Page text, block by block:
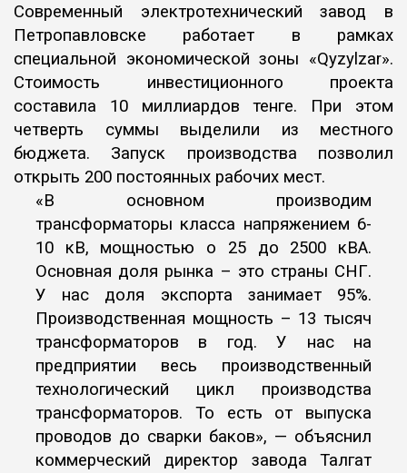
Современный электротехнический завод в
Петропавловске работает в рамках
специальной экономической зоны «Qyzylzar».
Стоимость инвестиционного проекта
составила 10 миллиардов тенге. При этом
четверть суммы выделили из местного
бюджета. Запуск производства позволил
открыть 200 постоянных рабочих мест.
«В основном производим
трансформаторы класса напряжением 6-
10 кВ, мощностью о 25 до 2500 кВА.
Основная доля рынка – это страны СНГ.
У нас доля экспорта занимает 95%.
Производственная мощность – 13 тысяч
трансформаторов в год. У нас на
предприятии весь производственный
технологический цикл производства
трансформаторов. То есть от выпуска
проводов до сварки баков», — объяснил
коммерческий директор завода Талгат